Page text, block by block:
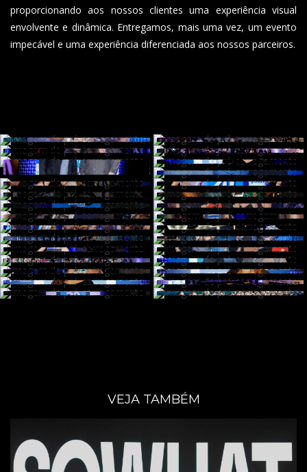
proporcionando aos nossos clientes uma experiência visual
envolvente e dinâmica. Entregamos, mais uma vez, um evento
impecável e uma experiência diferenciada aos nossos parceiros.
VEJA TAMBÉM